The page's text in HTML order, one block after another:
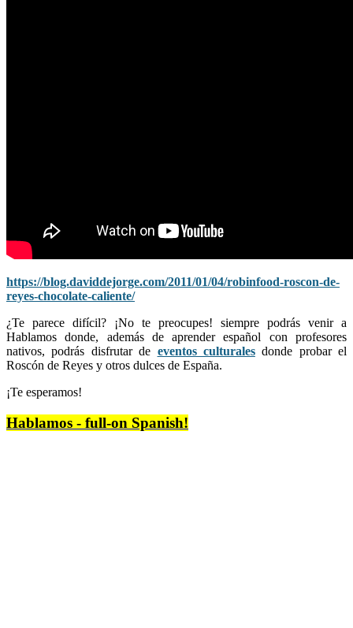
https://blog.daviddejorge.com/2011/01/04/robinfood-roscon-de-
reyes-chocolate-caliente/
¿Te parece difícil? ¡No te preocupes! siempre podrás venir a
Hablamos donde, además de aprender español con profesores
nativos, podrás disfrutar de eventos culturalesdonde probar el
Roscón de Reyes y otros dulces de España.
¡Te esperamos!
Hablamos - full-on Spanish!